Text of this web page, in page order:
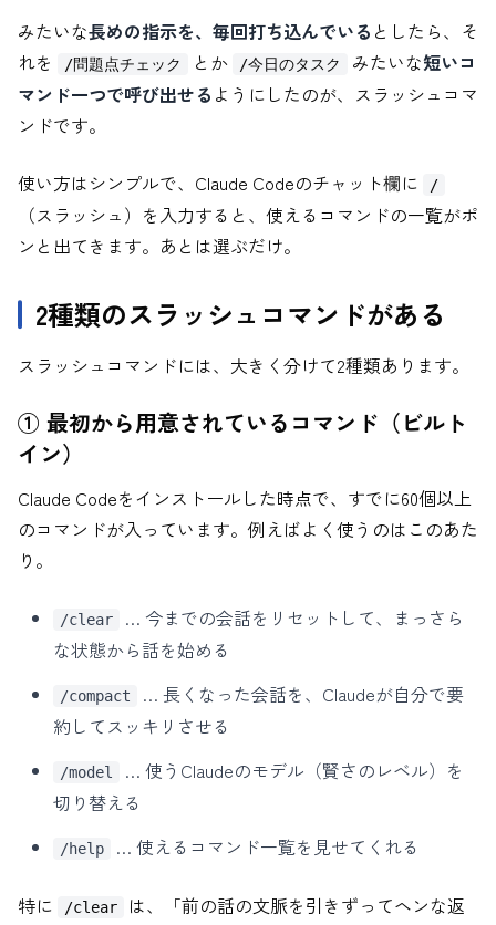
みたいな長めの指示を、毎回打ち込んでいる としたら、そ
れを
/問題点チェック とか /今日のタスク みたいな短いコ
マンド一つで呼び出せる ようにしたのが、スラッシュコマ
ンドです。
使い方はシンプルで、Claude Codeのチャット欄に /
（スラッシュ）を入力すると、使えるコマンドの一覧がポ
ンと出てきます。あとは選ぶだけ。
2種類のスラッシュコマンドがある
スラッシュコマンドには、大きく分けて2種類あります。
① 最初から用意されているコマンド（ビルト
イン）
Claude Codeをインストールした時点で、すでに60個以上
のコマンドが入っています。例えばよく使うのはこのあた
り。
/clear
… 今までの会話をリセットして、まっさら
な状態から話を始める
/compact
… 長くなった会話を、Claudeが自分で要
約してスッキリさせる
/model
… 使うClaudeのモデル（賢さのレベル）を
切り替える
/help … 使えるコマンド一覧を見せてくれる
特に /clear
は、「前の話の文脈を引きずってヘンな返